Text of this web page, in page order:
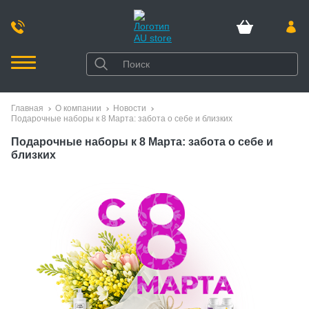
Главная О компании
Новости
Подарочные наборы к 8 Марта: забота о себе и близких
Подарочные наборы к 8 Марта: забота о себе и
близких